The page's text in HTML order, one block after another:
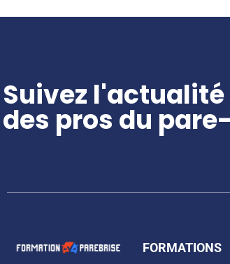
Suivez l'actualité
des pros du
FORMATIONS